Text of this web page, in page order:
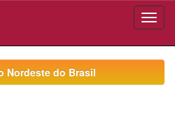
Nordeste do Brasil